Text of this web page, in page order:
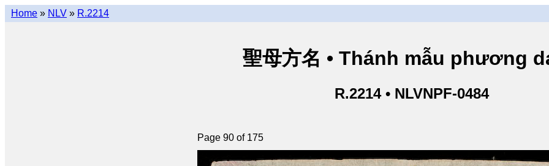
Home » NLV » R.2214
聖母方名 • Thánh mẫu phương
R.2214 • NLVNPF-0484
Page 90 of 175